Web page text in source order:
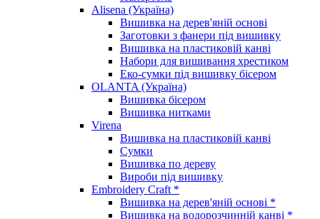
Alisena (Україна)
Вишивка на дерев'яній основі
Заготовки з фанери під вишивку
Вишивка на пластиковій канві
Набори для вишивання хрестиком
Еко-сумки під вишивку бісером
OLANTA (Україна)
Вишивка бісером
Вишивка нитками
Virena
Вишивка на пластиковій канві
Сумки
Вишивка по дереву
Вироби під вишивку
Embroidery Craft *
Вишивка на дерев'яній основі *
Вишивка на водорозчинній канві *